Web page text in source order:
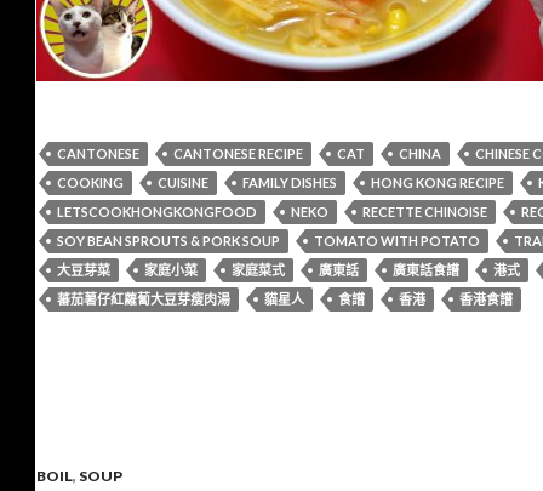
CANTONESE CANTONESE RECIPE CAT CHINA
CHINESE
COOKING
CUISINE FAMILY DISHES HONG KONG RECIPE
LETSCOOKHONGKONGFOOD
NEKO RECETTE CHINOISE
SOY BEAN SPROUTS & PORK SOUP
TOMATO WITH POTATO
大豆芽菜
家庭小菜 家庭菜式 廣東話 廣東話食譜
港式
蕃茄薯仔紅蘿蔔大豆芽瘦肉湯
貓星人 食譜 香港 香港食譜
BOIL, SOUP